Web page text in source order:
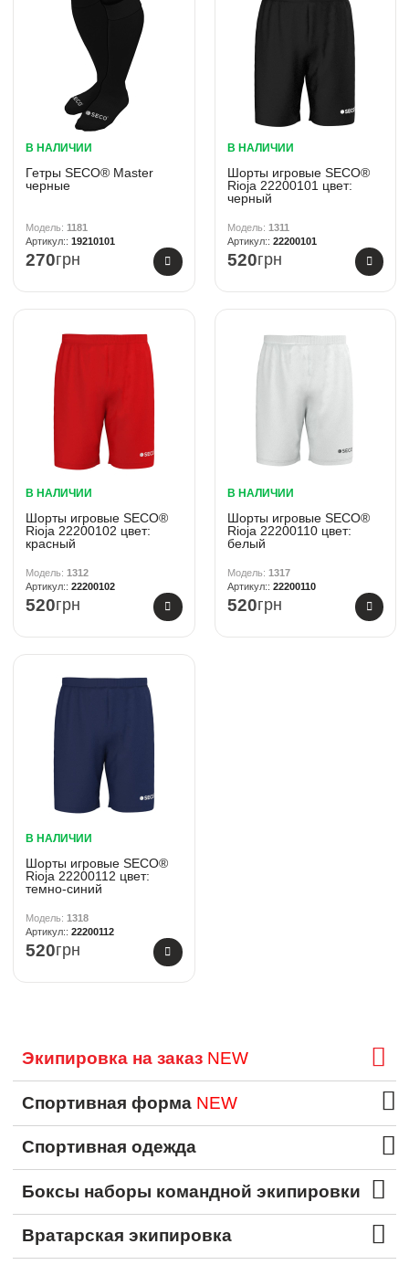
В НАЛИЧИИ
Гетры SECO® Master
черные
1181
19210101
270грн
В НАЛИЧИИ
Шорты игровые SECO®
Rioja 22200101 цвет:
черный
1311
22200101
520грн
В НАЛИЧИИ
Шорты игровые SECO®
Rioja 22200102 цвет:
красный
1312
22200102
520грн
В НАЛИЧИИ
Шорты игровые SECO®
Rioja 22200110 цвет:
белый
1317
22200110
520грн
В НАЛИЧИИ
Шорты игровые SECO®
Rioja 22200112 цвет:
темно-синий
1318
22200112
520грн
Экипировка на заказ NEW
Спортивная форма NEW
Спортивная одежда
Боксы наборы командной экипировки
Вратарская экипировка